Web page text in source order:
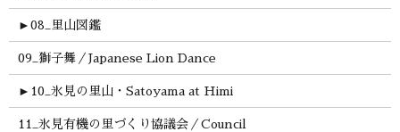
► 08_里山図鑑
09_獅子舞／Japanese Lion Dance
► 10_氷見の里山・Satoyama at Himi
11_氷見有機の里づくり協議会／Council